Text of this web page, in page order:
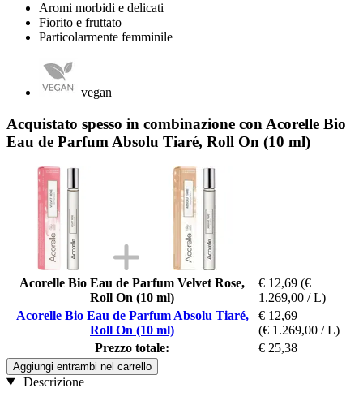
Aromi morbidi e delicati
Fiorito e fruttato
Particolarmente femminile
vegan
Acquistato spesso in combinazione con Acorelle Bio
Eau de Parfum Absolu Tiaré, Roll On (10 ml)
Acorelle Bio Eau de Parfum Velvet Rose,
Roll On (10 ml)
€ 12,69 (€
1.269,00 / L)
Acorelle Bio Eau de Parfum Absolu Tiaré,
Roll On (10 ml)
€ 12,69
(€ 1.269,00 / L)
Prezzo totale:
€ 25,38
Aggiungi entrambi nel carrello
Descrizione